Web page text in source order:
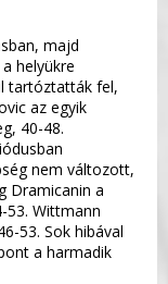
majd
helyükre
tartóztatták fel,
az egyik
40-48.
nem változott,
Dramicanin a
53. Wittmann
53. Sok hibával
a harmadik